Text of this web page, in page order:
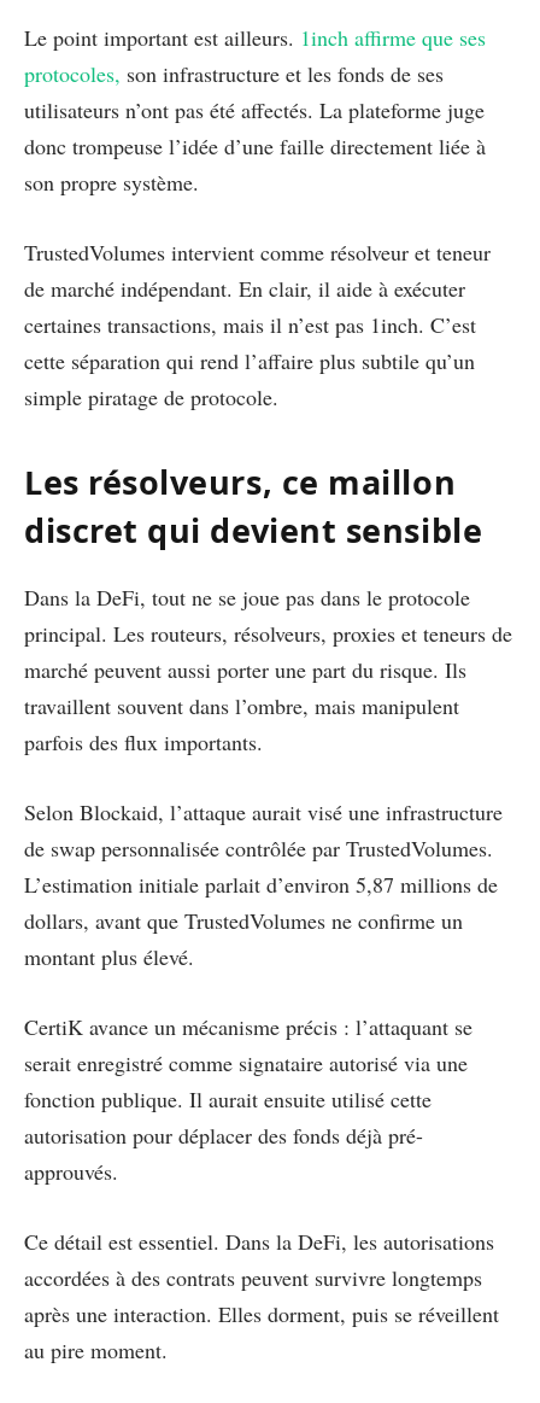
Le point important est ailleurs. 1inch affirme que ses
protocoles, son infrastructure et les fonds de ses
utilisateurs n’ont pas été affectés. La plateforme juge
donc trompeuse l’idée d’une faille directement liée à
son propre système.
TrustedVolumes intervient comme résolveur et teneur
de marché indépendant. En clair, il aide à exécuter
certaines transactions, mais il n’est pas 1inch. C’est
cette séparation qui rend l’affaire plus subtile qu’un
simple piratage de protocole.
Les résolveurs, ce maillon
discret qui devient sensible
Dans la DeFi, tout ne se joue pas dans le protocole
principal. Les routeurs, résolveurs, proxies et teneurs de
marché peuvent aussi porter une part du risque. Ils
travaillent souvent dans l’ombre, mais manipulent
parfois des flux importants.
Selon Blockaid, l’attaque aurait visé une infrastructure
de swap personnalisée contrôlée par TrustedVolumes.
L’estimation initiale parlait d’environ 5,87 millions de
dollars, avant que TrustedVolumes ne confirme un
montant plus élevé.
CertiK avance un mécanisme précis : l’attaquant se
serait enregistré comme signataire autorisé via une
fonction publique. Il aurait ensuite utilisé cette
autorisation pour déplacer des fonds déjà pré-
approuvés.
Ce détail est essentiel. Dans la DeFi, les autorisations
accordées à des contrats peuvent survivre longtemps
après une interaction. Elles dorment, puis se réveillent
au pire moment.